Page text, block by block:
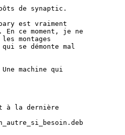
de synaptic.
est vraiment
ce moment, je ne
montages
se démonte mal
machine qui
à la dernière